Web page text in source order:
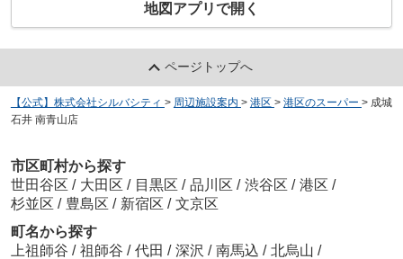
地図アプリで開く
ページトップへ
【公式】株式会社シルバシティ > 周辺施設案内 > 港区 > 港区のスーパー > 成城
石井 南青山店
市区町村から探す
世田谷区 / 大田区 / 目黒区 / 品川区 / 渋谷区 / 港区 /
杉並区 / 豊島区 / 新宿区 / 文京区
町名から探す
上祖師谷 / 祖師谷 / 代田 / 深沢 / 南馬込 / 北烏山 /